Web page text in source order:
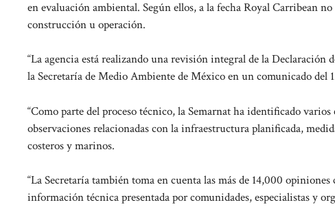
en evaluación ambiental. Según ellos, a la fecha Royal Carribean
construcción u operación.
“La agencia está realizando una revisión integral de la
la Secretaría de Medio Ambiente de México en un comunicado del
“Como parte del proceso técnico, la Semarnat ha identificado
observaciones relacionadas con la infraestructura planificada,
costeros y marinos.
“La Secretaría también toma en cuenta las más de 14,000
información técnica presentada por comunidades, especialistas y